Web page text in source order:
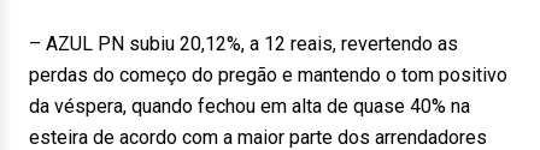
– AZUL PN subiu 20,12%, a 12 reais, revertendo as
perdas do começo do pregão e mantendo o tom positivo
da véspera, quando fechou em alta de quase 40% na
esteira de acordo com a maior parte dos arrendadores